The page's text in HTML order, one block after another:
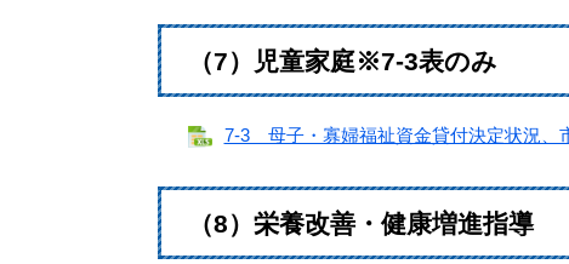
（7）児童家庭※7-3表のみ
7-3 母子・寡婦福祉資金貸付決定状況、
（8）栄養改善・健康増進指導